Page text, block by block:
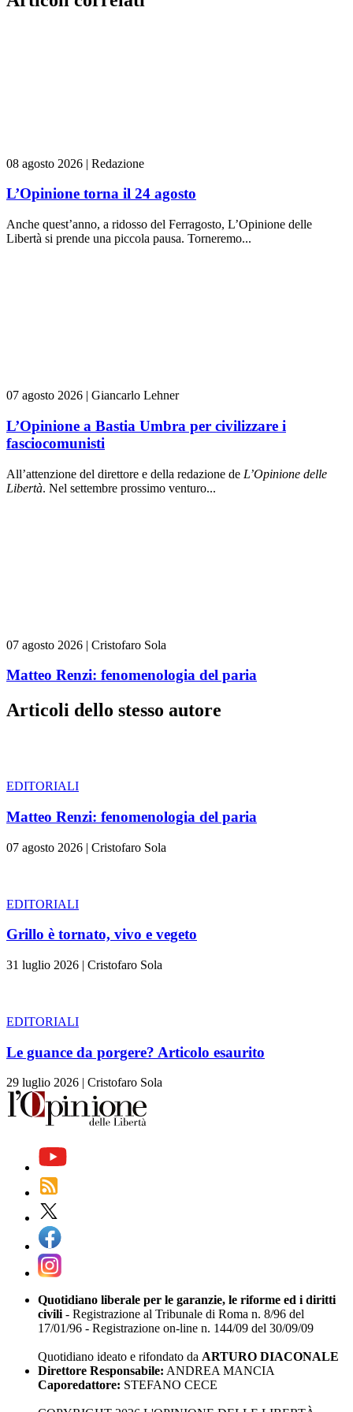
08 agosto 2026 | Redazione
L’Opinione torna il 24 agosto
Anche quest’anno, a ridosso del Ferragosto, L’Opinione delle
Libertà si prende una piccola pausa. Torneremo...
07 agosto 2026 | Giancarlo Lehner
L’Opinione a Bastia Umbra per civilizzare i
fasciocomunisti
All’attenzione del direttore e della redazione de L’Opinione delle
Libertà. Nel settembre prossimo venturo...
07 agosto 2026 | Cristofaro Sola
Matteo Renzi: fenomenologia del paria
Articoli dello stesso autore
EDITORIALI
Matteo Renzi: fenomenologia del paria
07 agosto 2026 | Cristofaro Sola
EDITORIALI
Grillo è tornato, vivo e vegeto
31 luglio 2026 | Cristofaro Sola
EDITORIALI
Le guance da porgere? Articolo esaurito
29 luglio 2026 | Cristofaro Sola
Quotidiano liberale per le garanzie, le riforme ed i diritti
civili- Registrazione al Tribunale di Roma n. 8/96 del
17/01/96 - Registrazione on-line n. 144/09 del 30/09/09
Quotidiano ideato e rifondato da ARTURO DIACONALE
Direttore Responsabile: ANDREA MANCIA
Caporedattore: STEFANO CECE